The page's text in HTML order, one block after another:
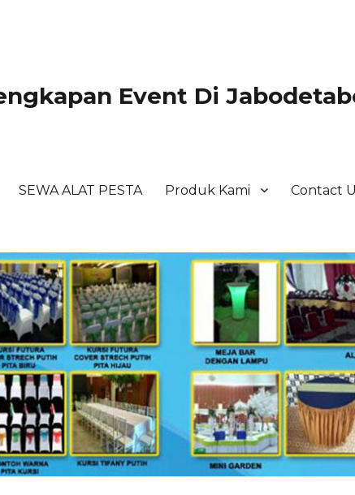
Event Di
SEWA ALAT PESTA Produk Kami Contact